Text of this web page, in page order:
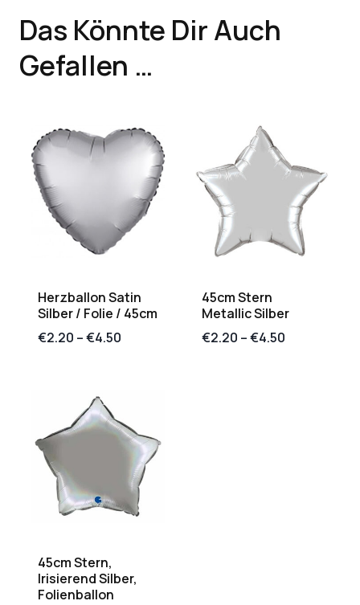
Das Könnte Dir Auch
Gefallen …
Herzballon Satin
Silber / Folie / 45cm
€2.20 –€4.50
45cm Stern
Metallic Silber
€2.20 –€4.50
45cm Stern,
Irisierend Silber,
Folienballon